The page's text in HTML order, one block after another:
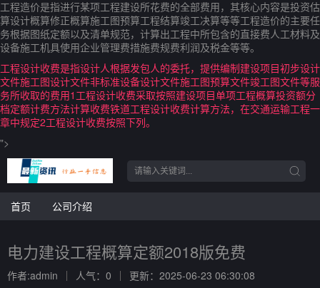
工程造价是指进行某项工程建设所花费的全部费用，其核心内容是投资估
算设计概算修正概算施工图预算工程结算竣工决算等等工程造价的主要任
务根据图纸定额以及清单规范，计算出工程中所包含的直接费人工材料及
设备施工机具使用企业管理费措施费规费利润及税金等等。
工程设计收费是指设计人根据发包人的委托，提供编制建设项目初步设计
文件施工图设计文件非标准设备设计文件施工图预算文件竣工图文件等服
务所收取的费用1工程设计收费采取按照建设项目单项工程概算投资额分
档定额计费方法计算收费铁道工程设计收费计算方法，在交通运输工程一
章中规定2工程设计收费按照下列。
">
首页 公司介绍
电力建设工程概算定额2018版免费
作者:admin 人气：0
更新：2025-06-23 06:30:08